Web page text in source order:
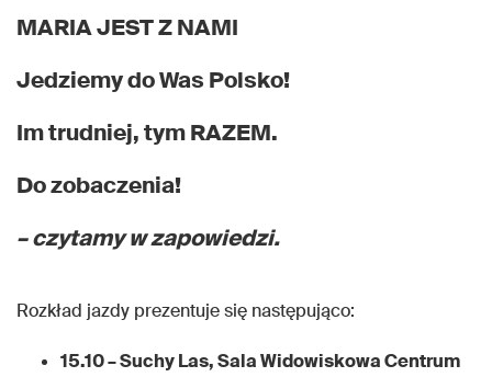
MARIA JEST Z NAMI
Jedziemy do Was Polsko!
Im trudniej, tym RAZEM.
Do zobaczenia!
– czytamy w zapowiedzi.
Rozkład jazdy prezentuje się następująco:
15.10 – Suchy Las, Sala Widowiskowa Centrum